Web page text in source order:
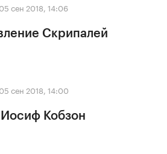
05 сен 2018, 14:06
Скрипалей
05 сен 2018, 14:00
Кобзон